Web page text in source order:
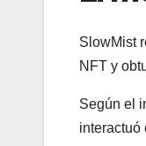
SlowMist
NFT y
Según el
interactuó